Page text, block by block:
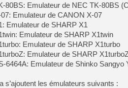
80BS: Emulateur de NEC TK-80BS
Emulateur de CANON X-07
Emulateur de SHARP X1
Emulateur de SHARP X1twin
Emulateur de SHARP X1turbo
Emulateur de SHARP
6464A: Emulateur de Shinko Sangyo
s’ajoutent les émulateurs suivants :